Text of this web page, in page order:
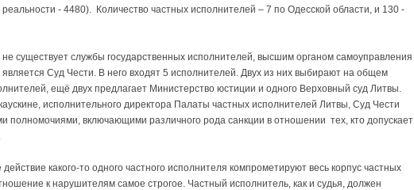
- 4480). Количество частных исполнителей – 7 по Одесской области, и 130 -
не существует службы государственных исполнителей, высшим органом самоуправления
Суд Чести. В него входят 5 исполнителей. Двух из них выбирают на общем
ещё двух предлагает Министерство юстиции и одного Верховный суд Литвы.
исполнительного директора Палаты частных исполнителей Литвы, Суд Чести
полномочиями, включающими различного рода санкции в отношении тех, кто допускает
какого-то одного частного исполнителя компрометируют весь корпус частных
к нарушителям самое строгое. Частный исполнитель, как и судья, должен